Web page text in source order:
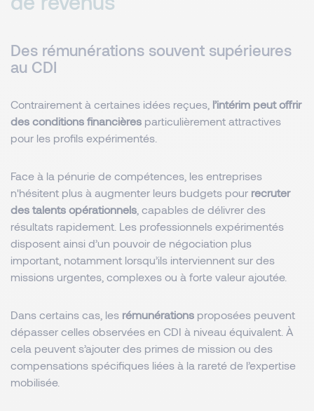
Des rémunérations souvent supérieures
au CDI
Contrairement à certaines idées reçues, l’intérim peut offrir
des conditions financières particulièrement attractives
pour les profils expérimentés.
Face à la pénurie de compétences, les entreprises
n'hésitent plus à augmenter leurs budgets pour recruter
des talents opérationnels , capables de délivrer des
résultats rapidement. Les professionnels expérimentés
disposent ainsi d’un pouvoir de négociation plus
important, notamment lorsqu’ils interviennent sur des
missions urgentes, complexes ou à forte valeur ajoutée.
Dans certains cas, les rémunérations proposées peuvent
dépasser celles observées en CDI à niveau équivalent. À
cela peuvent s’ajouter des primes de mission ou des
compensations spécifiques liées à la rareté de l’expertise
mobilisée.